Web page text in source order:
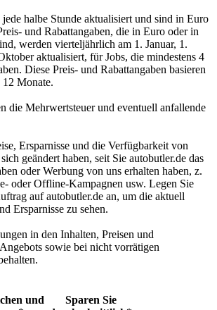
halbe Stunde aktualisiert und sind in Euro
und Rabattangaben, die in Euro oder in
werden vierteljährlich am 1. Januar, 1.
aktualisiert, für Jobs, die mindestens 4
Diese Preis- und Rabattangaben basieren
12 Monate.
die Mehrwertsteuer und eventuell anfallende
Ersparnisse und die Verfügbarkeit von
geändert haben, seit Sie autobutler.de das
oder Werbung von uns erhalten haben, z.
oder Offline-Kampagnen usw. Legen Sie
auf autobutler.de an, um die aktuell
Ersparnisse zu sehen.
in den Inhalten, Preisen und
sowie bei nicht vorrätigen
und
Sparen Sie